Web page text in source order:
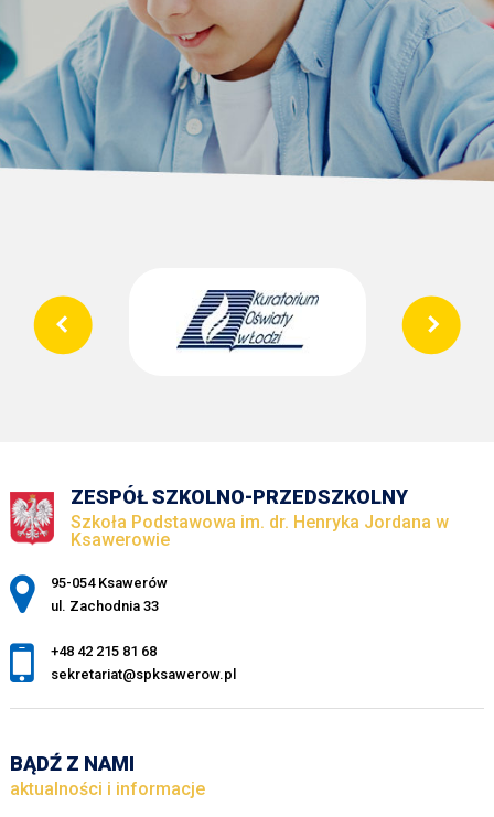
ZESPÓŁ SZKOLNO-PRZEDSZKOLNY
Szkoła Podstawowa im. dr. Henryka Jordana w
Ksawerowie
Adres pocztowy:
95-054 Ksawerów
ul. Zachodnia 33
+48 42 215 81 68
sekretariat@spksawerow.pl
BĄDŹ Z NAMI
aktualności i informacje